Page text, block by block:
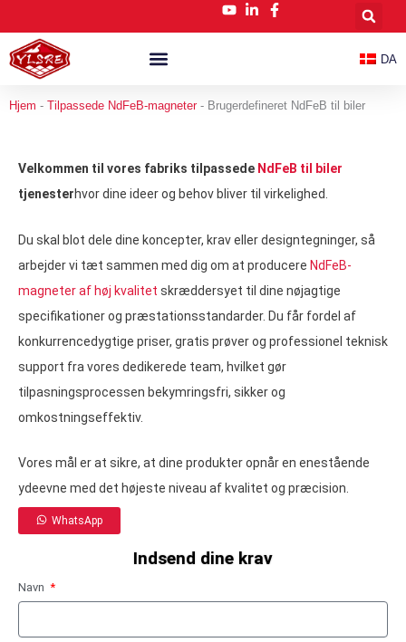
indholdet
DA
Hjem - Tilpassede NdFeB-magneter- Brugerdefineret NdFeB til biler
Velkommen til vores fabriks tilpassede NdFeB til biler
tjenesterhvor dine ideer og behov bliver til virkelighed.
Du skal blot dele dine koncepter, krav eller designtegninger, så
arbejder vi tæt sammen med dig om at producere NdFeB-
magneter af høj kvalitet skræddersyet til dine nøjagtige
specifikationer og præstationsstandarder. Du får fordel af
konkurrencedygtige priser, gratis prøver og professionel teknisk
support fra vores dedikerede team, hvilket gør
tilpasningsprocessen bekymringsfri, sikker og
omkostningseffektiv.
Vores mål er at sikre, at dine produkter opnår en enestående
ydeevne med det højeste niveau af kvalitet og præcision.
WhatsApp
Indsend dine krav
Navn